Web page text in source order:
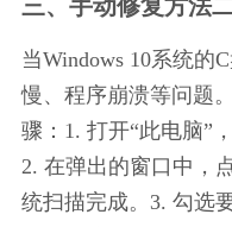
三、手动修复方法二
当Windows 10系统的
慢、程序崩溃等问题
骤：1. 打开“此电脑”
2. 在弹出的窗口中，
统扫描完成。3. 勾选